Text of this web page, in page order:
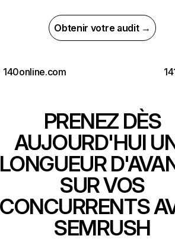
Obtenir votre audit →
140online.com
PRENEZ DÈS
AUJOURD'HUI
LONGUEUR
SUR VOS
CONCURRENTS
SEMRUSH